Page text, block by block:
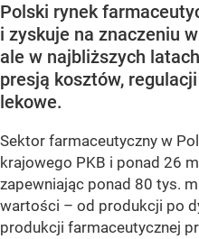
Polski rynek
i zyskuje na znaczeniu
ale w najbliższych
presją kosztów,
lekowe.
Sektor farmaceutyczny w
krajowego PKB i ponad 26
zapewniając ponad 80 tys.
wartości – od produkcji po
produkcji farmaceutycznej